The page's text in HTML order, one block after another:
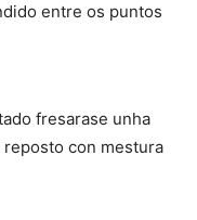
entre os puntos
fresarase unha
reposto con mestura